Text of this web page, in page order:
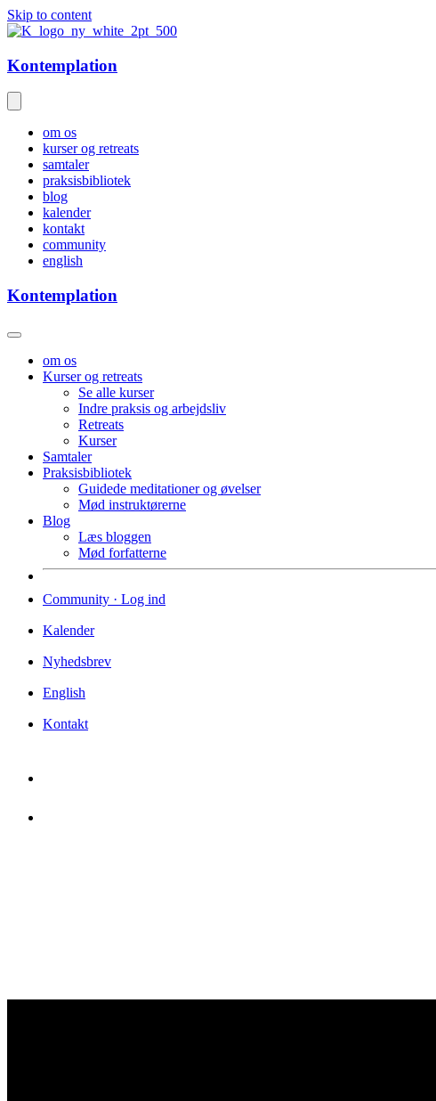
Skip to content
Kontemplation
om os
kurser og retreats
samtaler
praksisbibliotek
blog
kalender
kontakt
community
english
Kontemplation
om os
Kurser og retreats
Se alle kurser
Indre praksis og arbejdsliv
Retreats
Kurser
Samtaler
Praksisbibliotek
Guidede meditationer og øvelser
Mød instruktørerne
Blog
Læs bloggen
Mød forfatterne
Community · Log ind
Kalender
Nyhedsbrev
English
Kontakt